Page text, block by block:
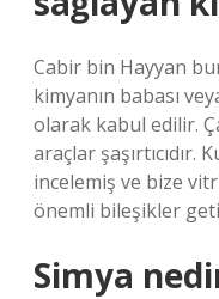
Cabir bin Hayyan
kimyanın babası
olarak kabul edilir.
araçlar
incelemiş ve bize
önemli bileşikler
Simya